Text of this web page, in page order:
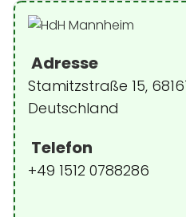
Adresse
Stamitzstraße 15,
Deutschland
Telefon
+49 1512 0788286